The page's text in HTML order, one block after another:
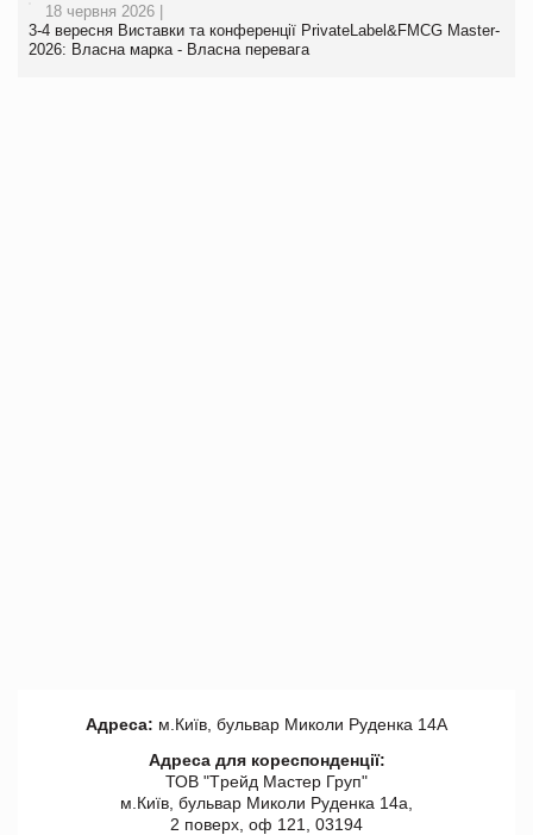
18 червня 2026 |
3-4 вересня Виставки та конференції PrivateLabel&FMCG Master-
2026: Власна марка - Власна перевага
Адреса: м.Київ, бульвар Миколи Руденка 14А
Адреса для кореспонденції:
ТОВ "Tрейд Мастер Груп"
м.Київ, бульвар Миколи Руденка 14а,
2 поверх, оф 121, 03194